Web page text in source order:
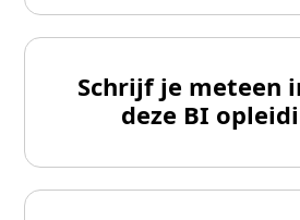
Schrijf je meteen
deze BI